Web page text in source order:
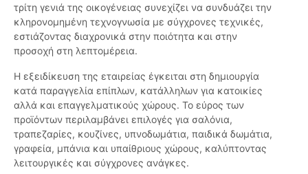
τρίτη γενιά της οικογένειας συνεχίζει να συνδυάζει την
κληρονομημένη τεχνογνωσία με σύγχρονες τεχνικές,
εστιάζοντας διαχρονικά στην ποιότητα και στην
προσοχή στη λεπτομέρεια.
Η εξειδίκευση της εταιρείας έγκειται στη δημιουργία
κατά παραγγελία επίπλων, κατάλληλων για κατοικίες
αλλά και επαγγελματικούς χώρους. Το εύρος των
προϊόντων περιλαμβάνει επιλογές για σαλόνια,
τραπεζαρίες, κουζίνες, υπνοδωμάτια, παιδικά δωμάτια,
γραφεία, μπάνια και υπαίθριους χώρους, καλύπτοντας
λειτουργικές και σύγχρονες ανάγκες.